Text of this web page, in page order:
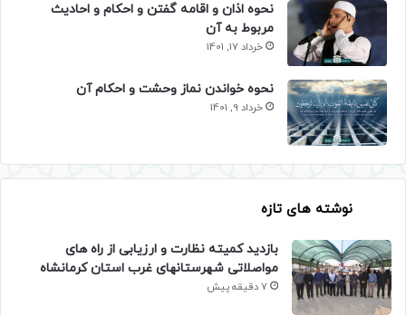
نحوه اذان و اقامه گفتن و احکام و احادیث
مربوط به آن
خرداد 17, 1401
نحوه خواندن نماز وحشت و احکام آن
خرداد 9, 1401
نوشته های تازه
بازدید کمیته نظارت و ارزیابی از راه های
مواصلاتی شهرستانهای غرب استان کرمانشاه
7 دقیقه پیش